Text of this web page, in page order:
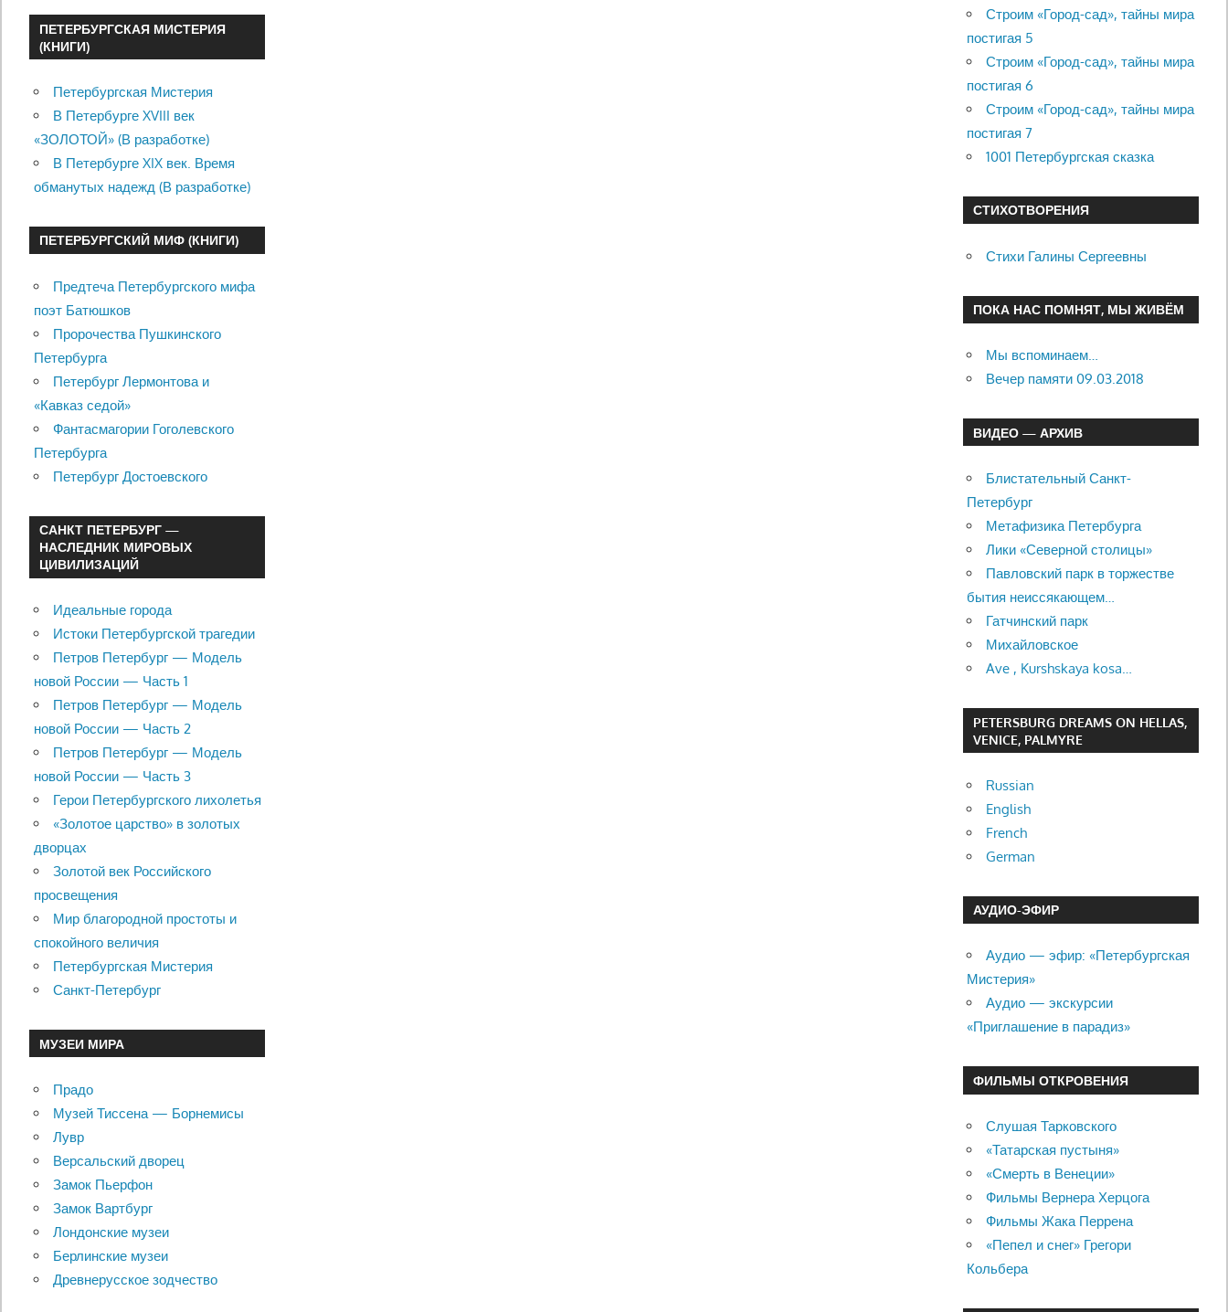
ПЕТЕРБУРГСКАЯ МИСТЕРИЯ
(КНИГИ)
Петербургская Мистерия
В Петербурге XVIII век
«ЗОЛОТОЙ» (В разработке)
В Петербурге XIX век. Время
обманутых надежд (В разработке)
ПЕТЕРБУРГСКИЙ МИФ (КНИГИ)
Предтеча Петербургского мифа
поэт Батюшков
Пророчества Пушкинского
Петербурга
Петербург Лермонтова и
«Кавказ седой»
Фантасмагории Гоголевского
Петербурга
Петербург Достоевского
САНКТ ПЕТЕРБУРГ —
НАСЛЕДНИК МИРОВЫХ
ЦИВИЛИЗАЦИЙ
Идеальные города
Истоки Петербургской трагедии
Петров Петербург — Модель
новой России — Часть 1
Петров Петербург — Модель
новой России — Часть 2
Петров Петербург — Модель
новой России — Часть 3
Герои Петербургского лихолетья
«Золотое царство» в золотых
дворцах
Золотой век Российского
просвещения
Мир благородной простоты и
спокойного величия
Петербургская Мистерия
Санкт-Петербург
МУЗЕИ МИРА
Прадо
Музей Тиссена — Борнемисы
Лувр
Версальский дворец
Замок Пьерфон
Замок Вартбург
Лондонские музеи
Берлинские музеи
Древнерусское зодчество
Строим «Город-сад», тайны мира
постигая 5
Строим «Город-сад», тайны мира
постигая 6
Строим «Город-сад», тайны мира
постигая 7
1001 Петербургская сказка
СТИХОТВОРЕНИЯ
Стихи Галины Сергеевны
ПОКА НАС ПОМНЯТ, МЫ ЖИВЁМ
Мы вспоминаем…
Вечер памяти 09.03.2018
ВИДЕО — АРХИВ
Блистательный Санкт-
Петербург
Метафизика Петербурга
Лики «Северной столицы»
Павловский парк в торжестве
бытия неиссякающем…
Гатчинский парк
Михайловское
Ave , Kurshskaya kosa…
PETERSBURG DREAMS ON HELLAS,
VENICE, PALMYRE
Russian
English
French
German
АУДИО-ЭФИР
Аудио — эфир: «Петербургская
Мистерия»
Аудио — экскурсии
«Приглашение в парадиз»
ФИЛЬМЫ ОТКРОВЕНИЯ
Слушая Тарковского
«Татарская пустыня»
«Смерть в Венеции»
Фильмы Вернера Херцога
Фильмы Жака Перрена
«Пепел и снег» Грегори
Кольбера